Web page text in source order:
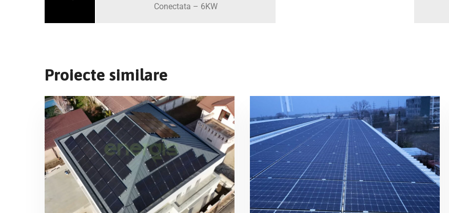
Conectata – 6KW
Proiecte similare